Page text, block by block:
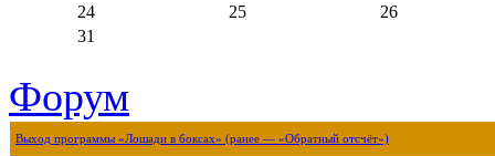
24
25
26
31
Форум
Выход программы «Лошади в боксах» (ранее — «Обратный отсчёт»)